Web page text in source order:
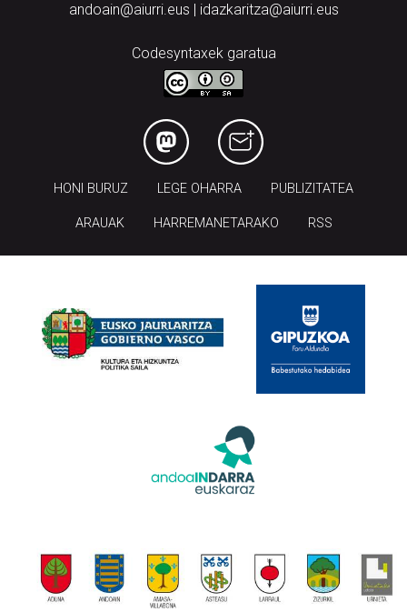
andoain@aiurri.eus | idazkaritza@aiurri.eus
Codesyntaxek garatua
HONI BURUZ LEGE OHARRA PUBLIZITATEA
ARAUAK HARREMANETARAKO RSS